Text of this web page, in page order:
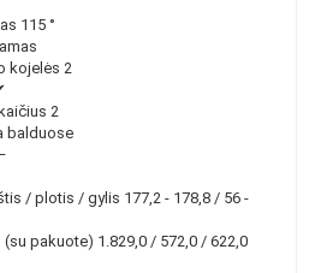
115 °
kojelės 2
2
balduose
/ plotis / gylis 177,2 - 178,8 / 56 -
pakuote) 1.829,0 / 572,0 / 622,0